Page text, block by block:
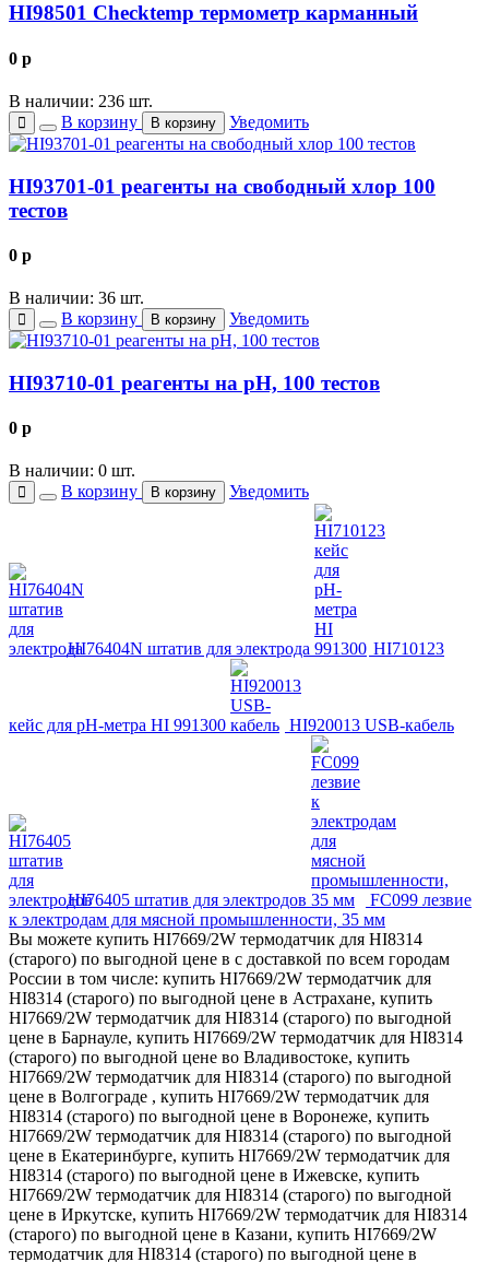
HI98501 Checktemp термометр карманный
0 p
В наличии: 236 шт.
В корзину
В корзину Уведомить
HI93701-01 реагенты на свободный хлор 100
тестов
0 p
В наличии: 36 шт.
В корзину
В корзину Уведомить
HI93710-01 реагенты на рН, 100 тестов
0 p
В наличии: 0 шт.
В корзину
В корзину Уведомить
HI76404N штатив для электрода HI710123
кейс для pH-метра HI 991300 HI920013 USB-кабель
HI76405 штатив для электродов
FC099 лезвие
к электродам для мясной промышленности, 35 мм
Вы можете купить HI7669/2W термодатчик для HI8314
(старого) по выгодной цене в с доставкой по всем городам
России в том числе: купить HI7669/2W термодатчик для
HI8314 (старого) по выгодной цене в Астрахане, купить
HI7669/2W термодатчик для HI8314 (старого) по выгодной
цене в Барнауле, купить HI7669/2W термодатчик для HI8314
(старого) по выгодной цене во Владивостоке, купить
HI7669/2W термодатчик для HI8314 (старого) по выгодной
цене в Волгограде , купить HI7669/2W термодатчик для
HI8314 (старого) по выгодной цене в Воронеже, купить
HI7669/2W термодатчик для HI8314 (старого) по выгодной
цене в Екатеринбурге, купить HI7669/2W термодатчик для
HI8314 (старого) по выгодной цене в Ижевске, купить
HI7669/2W термодатчик для HI8314 (старого) по выгодной
цене в Иркутске, купить HI7669/2W термодатчик для HI8314
(старого) по выгодной цене в Казани, купить HI7669/2W
термодатчик для HI8314 (старого) по выгодной цене в